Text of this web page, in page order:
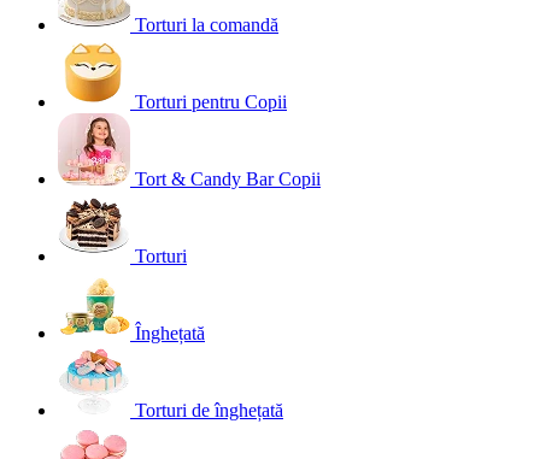
Torturi la comandă
Torturi pentru Copii
Tort & Candy Bar Copii
Torturi
Înghețată
Torturi de înghețată